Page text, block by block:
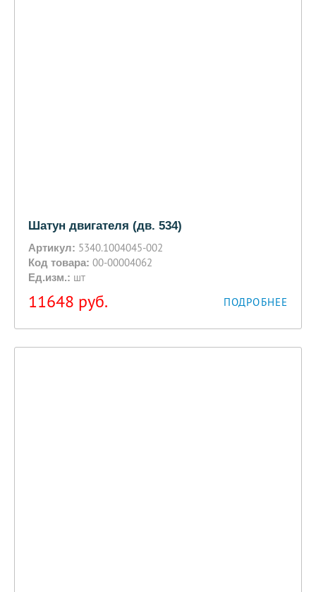
Шатун двигателя (дв. 534)
Артикул: 5340.1004045-002
Код товара: 00-00004062
Ед.изм.: шт
11648 руб. ПОДРОБНЕЕ